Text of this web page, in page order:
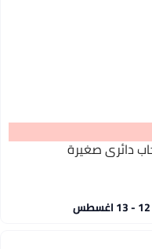
12 - 13 اغسطس